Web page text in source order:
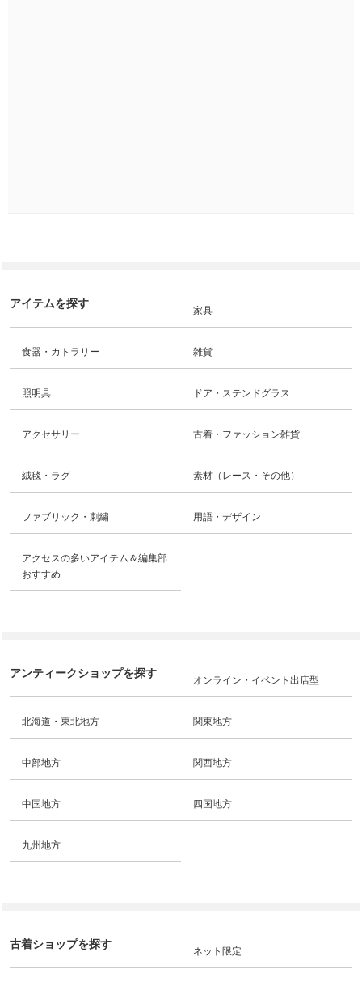
アイテムを探す
家具
食器・カトラリー 雑貨
照明具 ドア・ステンドグラス
アクセサリー 古着・ファッション雑貨
絨毯・ラグ 素材（レース・その他）
ファブリック・刺繍 用語・デザイン
アクセスの多いアイテム＆編集部
おすすめ
アンティークショップを探す
オンライン・イベント出店型
北海道・東北地方 関東地方
中部地方 関西地方
中国地方 四国地方
九州地方
古着ショップを探す
ネット限定